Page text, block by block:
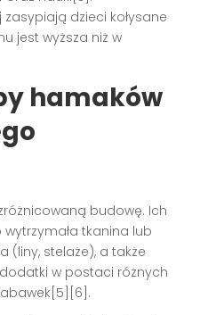
dzieci kołysane
jest wyższa niż w
hamaków
budowę. Ich
tkanina lub
(liny, stelaże), a także
w postaci różnych